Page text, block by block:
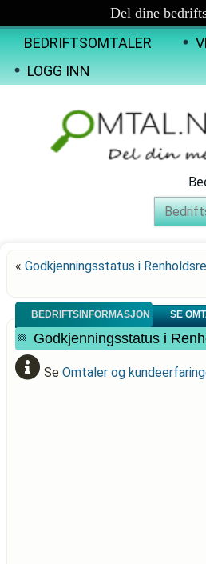
Del dine
BEDRIFTSOMTALER
LOGG INN
« Godkjenningsstatus i
BEDRIFTSINFORMASJON SE
Godkjenningsstatus i
Se Omtaler og